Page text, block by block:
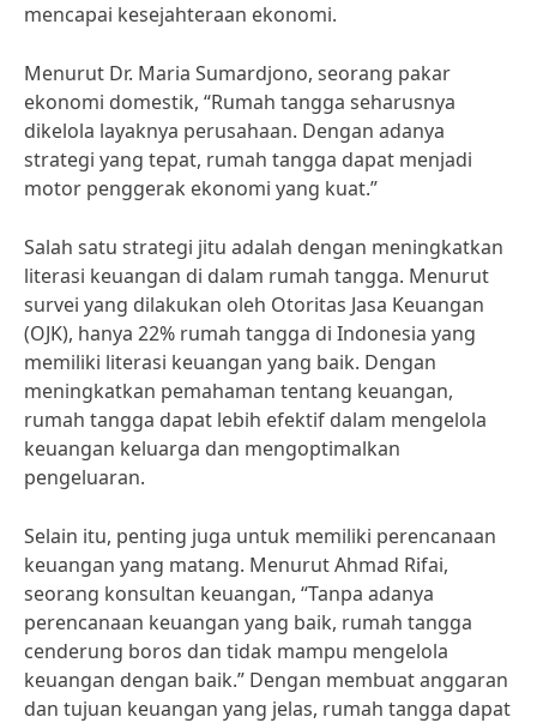
mencapai kesejahteraan ekonomi.
Menurut Dr. Maria Sumardjono, seorang pakar
ekonomi domestik, “Rumah tangga seharusnya
dikelola layaknya perusahaan. Dengan adanya
strategi yang tepat, rumah tangga dapat menjadi
motor penggerak ekonomi yang kuat.”
Salah satu strategi jitu adalah dengan meningkatkan
literasi keuangan di dalam rumah tangga. Menurut
survei yang dilakukan oleh Otoritas Jasa Keuangan
(OJK), hanya 22% rumah tangga di Indonesia yang
memiliki literasi keuangan yang baik. Dengan
meningkatkan pemahaman tentang keuangan,
rumah tangga dapat lebih efektif dalam mengelola
keuangan keluarga dan mengoptimalkan
pengeluaran.
Selain itu, penting juga untuk memiliki perencanaan
keuangan yang matang. Menurut Ahmad Rifai,
seorang konsultan keuangan, “Tanpa adanya
perencanaan keuangan yang baik, rumah tangga
cenderung boros dan tidak mampu mengelola
keuangan dengan baik.” Dengan membuat anggaran
dan tujuan keuangan yang jelas, rumah tangga dapat